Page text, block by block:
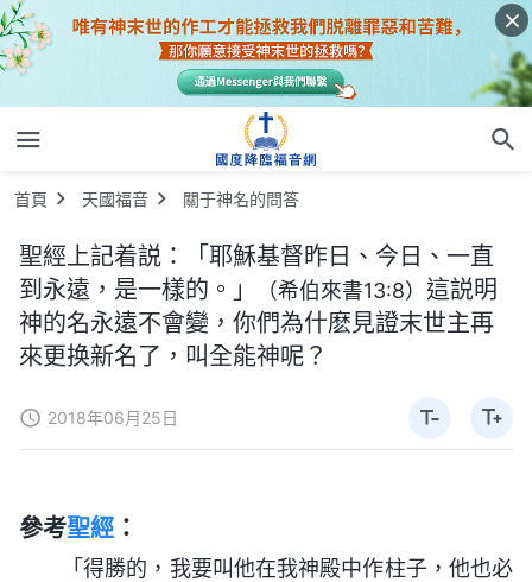
首頁 天國福音 關于神名的問答
聖經上記着説：「耶穌基督昨日、今日、一直
到永遠，是一樣的。」
（希伯來書13:8） 這説明
神的名永遠不會變，你們為什麽見證末世主再
來更换新名了，叫全能神呢？
2018年06月25日
參考聖經 ：
「得勝的，我要叫他在我神殿中作柱子，他也必